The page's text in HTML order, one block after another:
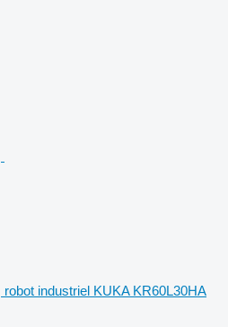
robot industriel KUKA KR60L30HA